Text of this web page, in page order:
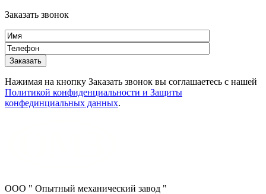
Заказать звонок
Нажимая на кнопку Заказать звонок вы соглашаетесь с нашей
Политикой конфиденциальности и Защиты
конфединциальных данных.
ООО " Опытный механический завод "